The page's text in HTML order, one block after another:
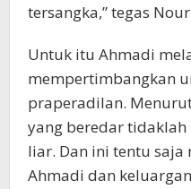
tersangka,” tegas
Untuk itu Ahmadi
mempertimbangkan
praperadilan.
yang beredar
liar. Dan ini tentu
Ahmadi dan